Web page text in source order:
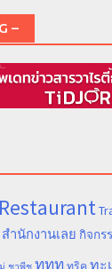
–
Restaurant
ำนักงานเลย กิจกร
ชาพีช ททท ทริค ทะ